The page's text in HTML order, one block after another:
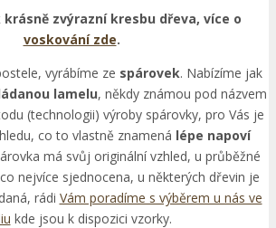
krásně zvýrazní kresbu dřeva, více o
voskování zde.
vyrábíme ze spárovek. Nabízíme jak
lamelu, někdy známou pod názvem
(technologii) výroby spárovky, pro Vás je
co to vlastně znamená lépe napoví
má svůj originální vzhled, u průběžné
nejvíce sjednocena, u některých dřevin je
rádi Vám poradíme s výběrem u nás ve
kde jsou k dispozici vzorky.